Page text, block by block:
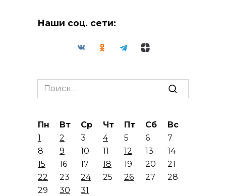
Наши соц. сети:
Search
for:
Пн Вт Ср Чт Пт Сб
Вс
1
2 3 4 5 6
7
8
9 10 11 12 13
14
15
16 17 18 19 20
21
22
23 24 25 26 27
28
29
30 31